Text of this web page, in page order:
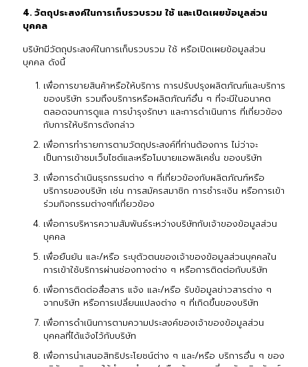
4. วัตถุประสงค์ในการเก็บรวบรวม ใช้ และเปิดเผยข้อมูลส่วน
บุคคล
บริษัทมีวัตถุประสงค์ในการเก็บรวบรวม ใช้ หรือเปิดเผยข้อมูลส่วน
บุคคล ดังนี้
เพื่อการขายสินค้าหรือให้บริการ การปรับปรุงผลิตภัณฑ์และบริการ
ของบริษัท รวมถึงบริการหรือผลิตภัณฑ์อื่น ๆ ที่จะมีในอนาคต
ตลอดจนการดูแล การบำรุงรักษา และการดำเนินการ ที่เกี่ยวข้อง
กับการให้บริการดังกล่าว
เพื่อการทำรายการตามวัตถุประสงค์ที่ท่านต้องการ ไม่ว่าจะ
เป็นการเข้าชมเว็บไซต์และหรือโมบายแอพลิเคชั่น ของบริษัท
เพื่อการดำเนินธุรกรรมต่าง ๆ ที่เกี่ยวข้องกับผลิตภัณฑ์หรือ
บริการของบริษัท เช่น การสมัครสมาชิก การชำระเงิน หรือการเข้า
ร่วมกิจกรรมต่างๆที่เกี่ยวข้อง
เพื่อการบริหารความสัมพันธ์ระหว่างบริษัทกับเจ้าของข้อมูลส่วน
บุคคล
เพื่อยืนยัน และ/หรือ ระบุตัวตนของเจ้าของข้อมูลส่วนบุคคลใน
การเข้าใช้บริการผ่านช่องทางต่าง ๆ หรือการติดต่อกับบริษัท
เพื่อการติดต่อสื่อสาร แจ้ง และ/หรือ รับข้อมูลข่าวสารต่าง ๆ
จากบริษัท หรือการเปลี่ยนแปลงต่าง ๆ ที่เกิดขึ้นของบริษัท
เพื่อการดำเนินการตามความประสงค์ของเจ้าของข้อมูลส่วน
บุคคลที่ได้แจ้งไว้กับบริษัท
เพื่อการนำเสนอสิทธิประโยชน์ต่าง ๆ และ/หรือ บริการอื่น ๆ ของ